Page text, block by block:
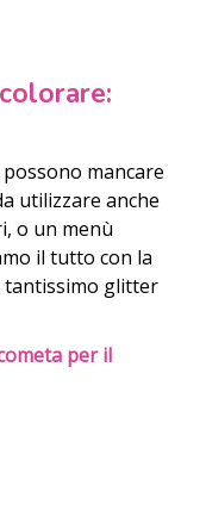
mancare
utilizzare anche
o un menù
il tutto con la
tantissimo glitter
per il